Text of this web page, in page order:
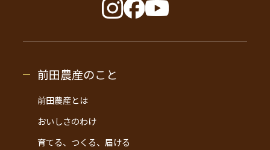
前田農産のこと
前田農産とは
おいしさのわけ
育てる、つくる、届ける